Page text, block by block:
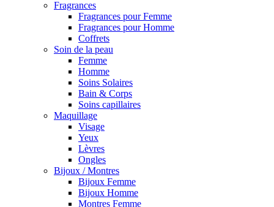
Fragrances
Fragrances pour Femme
Fragrances pour Homme
Coffrets
Soin de la peau
Femme
Homme
Soins Solaires
Bain & Corps
Soins capillaires
Maquillage
Visage
Yeux
Lèvres
Ongles
Bijoux / Montres
Bijoux Femme
Bijoux Homme
Montres Femme